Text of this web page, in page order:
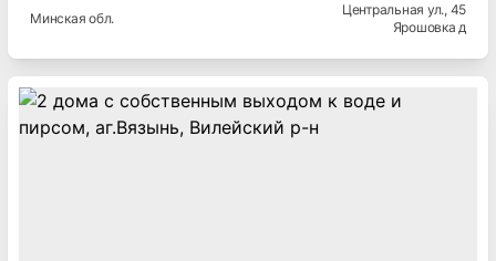
Минская обл.
Центральная ул., 45
Ярошовка д